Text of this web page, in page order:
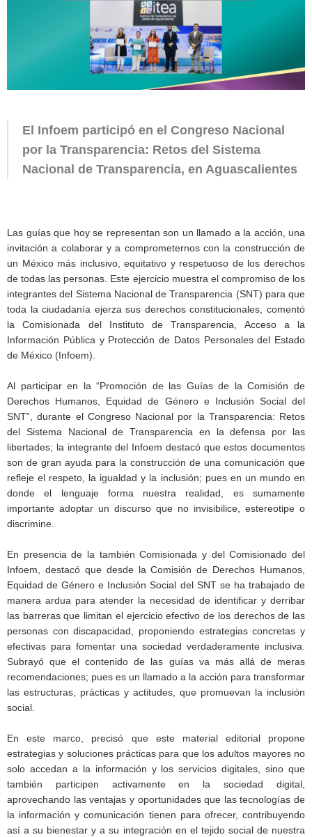
El Infoem participó en el Congreso Nacional
por la Transparencia: Retos del Sistema
Nacional de Transparencia, en Aguascalientes
Las guías que hoy se representan son un llamado a la acción, una
invitación a colaborar y a comprometernos con la construcción de
un México más inclusivo, equitativo y respetuoso de los derechos
de todas las personas. Este ejercicio muestra el compromiso de los
integrantes del Sistema Nacional de Transparencia (SNT) para que
toda la ciudadanía ejerza sus derechos constitucionales, comentó
la Comisionada del Instituto de Transparencia, Acceso a la
Información Pública y Protección de Datos Personales del Estado
de México (Infoem).
Al participar en la “Promoción de las Guías de la Comisión de
Derechos Humanos, Equidad de Género e Inclusión Social del
SNT”, durante el Congreso Nacional por la Transparencia: Retos
del Sistema Nacional de Transparencia en la defensa por las
libertades; la integrante del Infoem destacó que estos documentos
son de gran ayuda para la construcción de una comunicación que
refleje el respeto, la igualdad y la inclusión; pues en un mundo en
donde el lenguaje forma nuestra realidad, es sumamente
importante adoptar un discurso que no invisibilice, estereotipe o
discrimine.
En presencia de la también Comisionada y del Comisionado del
Infoem, destacó que desde la Comisión de Derechos Humanos,
Equidad de Género e Inclusión Social del SNT se ha trabajado de
manera ardua para atender la necesidad de identificar y derribar
las barreras que limitan el ejercicio efectivo de los derechos de las
personas con discapacidad, proponiendo estrategias concretas y
efectivas para fomentar una sociedad verdaderamente inclusiva.
Subrayó que el contenido de las guías va más allá de meras
recomendaciones; pues es un llamado a la acción para transformar
las estructuras, prácticas y actitudes, que promuevan la inclusión
social.
En este marco, precisó que este material editorial propone
estrategias y soluciones prácticas para que los adultos mayores no
solo accedan a la información y los servicios digitales, sino que
también participen activamente en la sociedad digital,
aprovechando las ventajas y oportunidades que las tecnologías de
la información y comunicación tienen para ofrecer, contribuyendo
así a su bienestar y a su integración en el tejido social de nuestra